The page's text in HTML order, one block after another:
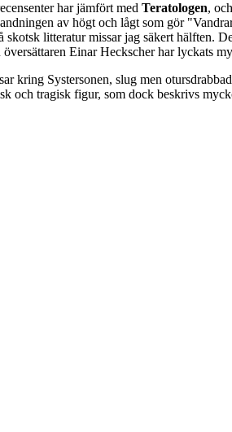
har jämfört med Teratologen,
av högt och lågt som gör
litteratur missar jag säkert hälften.
Einar Heckscher har lyckats
kring Systersonen, slug men
och tragisk figur, som dock beskrivs